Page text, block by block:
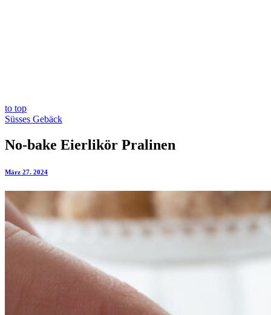
to top
Süsses Gebäck
No-bake Eierlikör Pralinen
März 27. 2024